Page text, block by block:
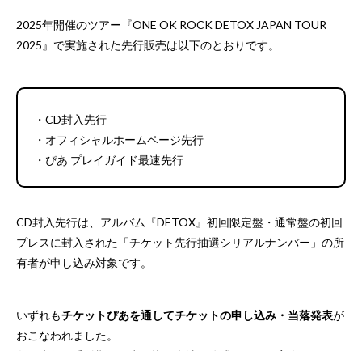
2025年開催のツアー『ONE OK ROCK DETOX JAPAN TOUR
2025』で実施された先行販売は以下のとおりです。
・CD封入先行
・オフィシャルホームページ先行
・ぴあ プレイガイド最速先行
CD封入先行は、アルバム『DETOX』初回限定盤・通常盤の初回
プレスに封入された「チケット先行抽選シリアルナンバー」の所
有者が申し込み対象です。
いずれもチケットぴあを通してチケットの申し込み・当落発表が
おこなわれました。